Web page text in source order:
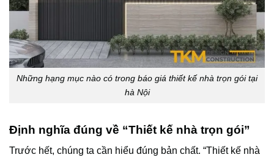
Những hạng mục nào có trong báo giá thiết kế nhà trọn gói tại
hà Nội
Định nghĩa đúng về “Thiết kế nhà trọn gói”
Trước hết, chúng ta cần hiểu đúng bản chất. “Thiết kế nhà